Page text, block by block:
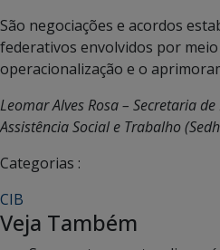
São negociações e acordos
federativos envolvidos por
operacionalização e o
Leomar Alves Rosa – Secretaria
Assistência Social e Trabalho
Categorias :
CIB
Veja Também